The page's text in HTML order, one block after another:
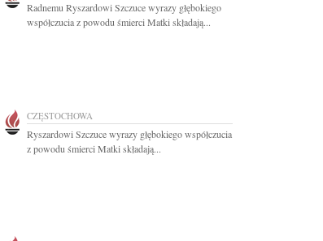
Radnemu Ryszardowi Szczuce wyrazy głębokiego
współczucia z powodu śmierci Matki składają...
CZĘSTOCHOWA
Ryszardowi Szczuce wyrazy głębokiego współczucia
z powodu śmierci Matki składają...